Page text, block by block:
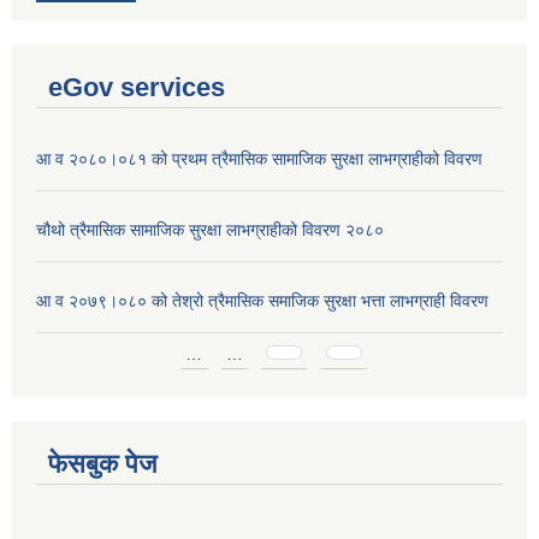
eGov services
आ व २०८०।०८१ को प्रथम त्रैमासिक सामाजिक सुरक्षा लाभग्राहीको विवरण
चौथो त्रैमासिक सामाजिक सुरक्षा लाभग्राहीको विवरण २०८०
आ व २०७९।०८० को तेश्रो त्रैमासिक समाजिक सुरक्षा भत्ता लाभग्राही विवरण
फेसबुक पेज